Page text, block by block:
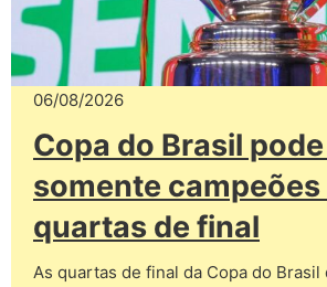
06/08/2026
Copa do Brasil
somente campeões
quartas de final
As quartas de final da Copa do Brasil